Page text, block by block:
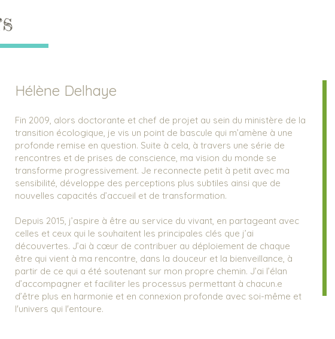
Hélène Delhaye
Fin 2009, alors doctorante et chef de projet au sein du ministère de la
transition écologique, je vis un point de bascule qui m’amène à une
profonde remise en question. Suite à cela, à travers une série de
rencontres et de prises de conscience, ma vision du monde se
transforme progressivement. Je reconnecte petit à petit avec ma
sensibilité, développe des perceptions plus subtiles ainsi que de
nouvelles capacités d’accueil et de transformation.
Depuis 2015, j’aspire à être au service du vivant, en partageant avec
celles et ceux qui le souhaitent les principales clés que j’ai
découvertes. J’ai à cœur de contribuer au déploiement de chaque
être qui vient à ma rencontre, dans la douceur et la bienveillance, à
partir de ce qui a été soutenant sur mon propre chemin. J’ai l’élan
d’accompagner et faciliter les processus permettant à chacun.e
d’être plus en harmonie et en connexion profonde avec soi-même et
l'univers qui l'entoure.